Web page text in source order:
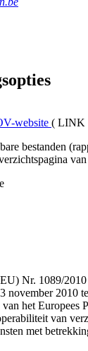
website ( LINK
bestanden
Nr. 1089/
november 2010
het Europees
van
met